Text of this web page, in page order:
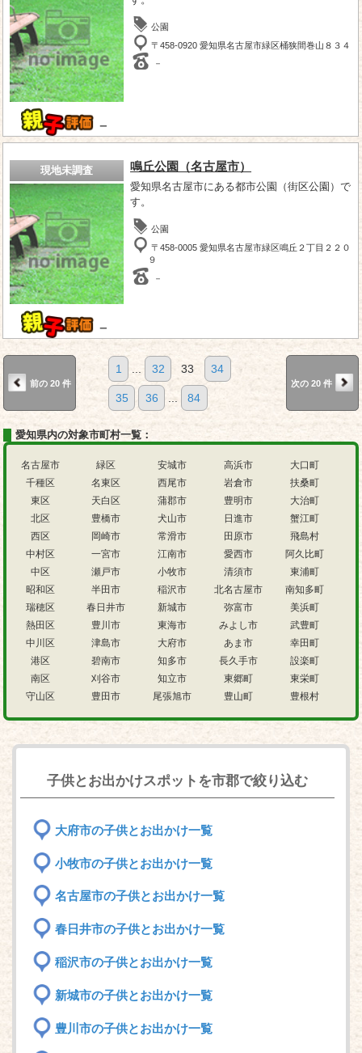
－
公園
〒458-0920 愛知県名古屋市緑区桶狭間巻山８３４
－
現地未調査
－
鳴丘公園（名古屋市）
愛知県名古屋市にある都市公園（街区公園）で
す。
公園
〒458-0005 愛知県名古屋市緑区鳴丘２丁目２２０
９
－
前の 20 件
1 32 33 34
35 36 ... 84
次の 20 件
愛知県内の対象市町村一覧：
名古屋市
千種区
東区
北区
西区
中村区
中区
昭和区
瑞穂区
熱田区
中川区
港区
南区
守山区
緑区
名東区
天白区
豊橋市
岡崎市
一宮市
瀬戸市
半田市
春日井市
豊川市
津島市
碧南市
刈谷市
豊田市
安城市
西尾市
蒲郡市
犬山市
常滑市
江南市
小牧市
稲沢市
新城市
東海市
大府市
知多市
知立市
尾張旭市
高浜市
岩倉市
豊明市
日進市
田原市
愛西市
清須市
北名古屋市
弥富市
みよし市
あま市
長久手市
東郷町
豊山町
大口町
扶桑町
大治町
蟹江町
飛島村
阿久比町
東浦町
南知多町
美浜町
武豊町
幸田町
設楽町
東栄町
豊根村
子供とお出かけスポットを市郡で絞り込む
大府市の子供とお出かけ一覧
小牧市の子供とお出かけ一覧
名古屋市の子供とお出かけ一覧
春日井市の子供とお出かけ一覧
稲沢市の子供とお出かけ一覧
新城市の子供とお出かけ一覧
豊川市の子供とお出かけ一覧